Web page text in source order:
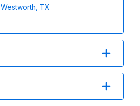
Westworth, TX